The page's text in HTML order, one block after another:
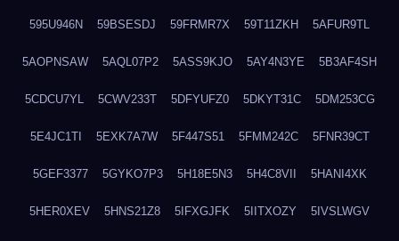
595U946N 59BSESDJ 59FRMR7X 59T11ZKH 5AFUR9TL
5AOPNSAW 5AQL07P2 5ASS9KJO 5AY4N3YE 5B3AF4SH
5CDCU7YL 5CWV233T 5DFYUFZ0 5DKYT31C 5DM253CG
5E4JC1TI 5EXK7A7W 5F447S51 5FMM242C 5FNR39CT
5GEF3377 5GYKO7P3 5H18E5N3 5H4C8VII 5HANI4XK
5HER0XEV 5HNS21Z8 5IFXGJFK 5IITXOZY 5IVSLWGV